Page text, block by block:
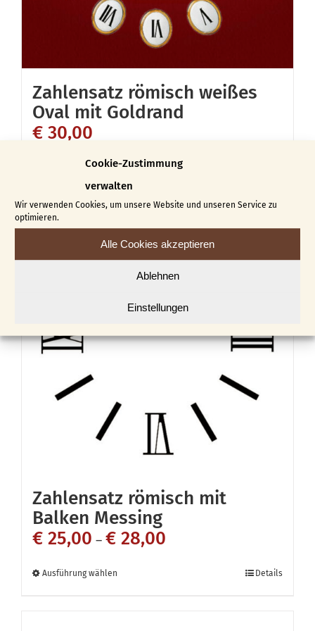
Cookie-Zustimmung
verwalten
Wir verwenden Cookies, um unsere Website und unseren Service zu
optimieren.
Alle Cookies akzeptieren
Ablehnen
Einstellungen
Produktseite
gewählt
werden
Zahlensatz römisch weißes
Oval mit Goldrand
€ 30,00
In den Warenkorb
Zahlensatz römisch mit
Balken Messing
€ 25,00 – € 28,00
Ausführung wählen Details